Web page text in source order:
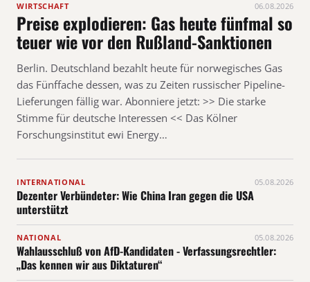
WIRTSCHAFT 06.08.2026
Preise explodieren: Gas heute fünfmal so
teuer wie vor den Rußland-Sanktionen
Berlin. Deutschland bezahlt heute für norwegisches Gas
das Fünffache dessen, was zu Zeiten russischer Pipeline-
Lieferungen fällig war. Abonniere jetzt: >> Die starke
Stimme für deutsche Interessen << Das Kölner
Forschungsinstitut ewi Energy…
INTERNATIONAL 05.08.2026
Dezenter Verbündeter: Wie China Iran gegen die USA
unterstützt
NATIONAL 05.08.2026
Wahlausschluß von AfD-Kandidaten - Verfassungsrechtler:
„Das kennen wir aus Diktaturen“